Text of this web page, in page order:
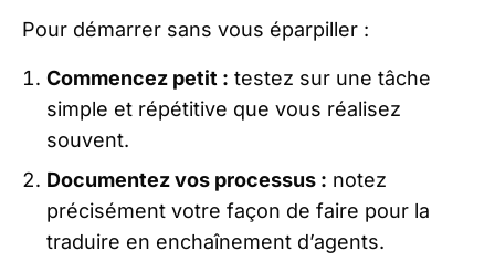
Pour démarrer sans vous éparpiller :
Commencez petit : testez sur une tâche
simple et répétitive que vous réalisez
souvent.
Documentez vos processus : notez
précisément votre façon de faire pour la
traduire en enchaînement d’agents.